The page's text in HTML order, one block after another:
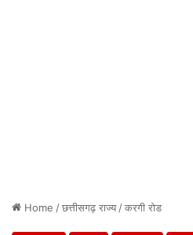
Home /छत्तीसगढ़ राज्य/करगी रोड